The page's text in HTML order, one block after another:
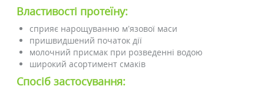
Властивості протеїну:
сприяє нарощуванню м’язової маси
пришвидшений початок дії
молочний присмак при розведенні водою
широкий асортимент смаків
Спосіб застосування: